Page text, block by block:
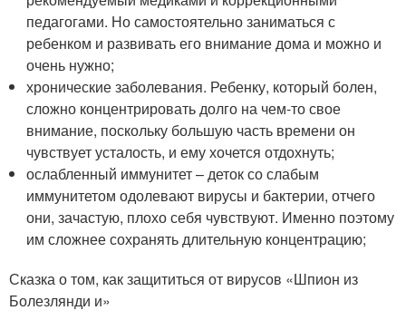
педагогами. Но самостоятельно заниматься с
ребенком и развивать его внимание дома и можно и
очень нужно;
хронические заболевания. Ребенку, который болен,
сложно концентрировать долго на чем-то свое
внимание, поскольку большую часть времени он
чувствует усталость, и ему хочется отдохнуть;
ослабленный иммунитет – деток со слабым
иммунитетом одолевают вирусы и бактерии, отчего
они, зачастую, плохо себя чувствуют. Именно поэтому
им сложнее сохранять длительную концентрацию;
Сказка о том, как защититься от вирусов «Шпион из
Болезлянди и»